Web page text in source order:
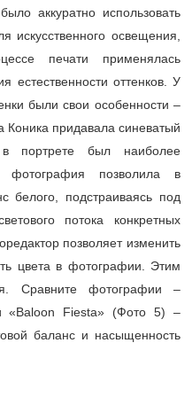
аккуратно использовать
искусственного освещения,
печати применялась
естественности оттенков. У
были свои особенности –
придавала синеватый
портрете был наиболее
фотография позволила в
белого, подстраиваясь под
потока конкретных
позволяет изменить
цвета в фотографии. Этим
Сравните фотографии –
«Baloon Fiesta» (Фото 5) –
баланс и насыщенность